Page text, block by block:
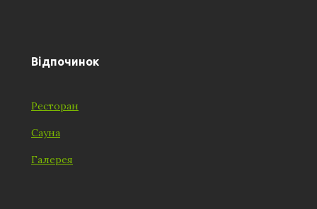
Відпочинок
Ресторан
Сауна
Галерея